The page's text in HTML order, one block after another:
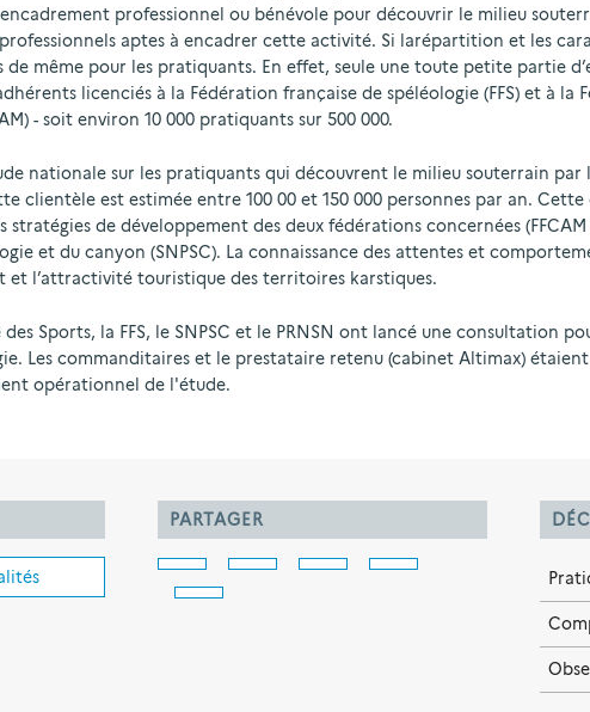
professionnel ou bénévole pour découvrir le milieu
aptes à encadrer cette activité. Si larépartition et les
de même pour les pratiquants. En effet, seule une toute petite partie
licenciés à la Fédération française de spéléologie (FFS) et à la
- soit environ 10 000 pratiquants sur 500 000.
nationale sur les pratiquants qui découvrent le milieu souterrain
clientèle est estimée entre 100 00 et 150 000 personnes par an.
stratégies de développement des deux fédérations concernées
et du canyon (SNPSC). La connaissance des attentes et
et l’attractivité touristique des territoires karstiques.
Sports, la FFS, le SNPSC et le PRNSN ont lancé une consultation
Les commanditaires et le prestataire retenu (cabinet Altimax) étaient
opérationnel de l'étude.
PARTAGER